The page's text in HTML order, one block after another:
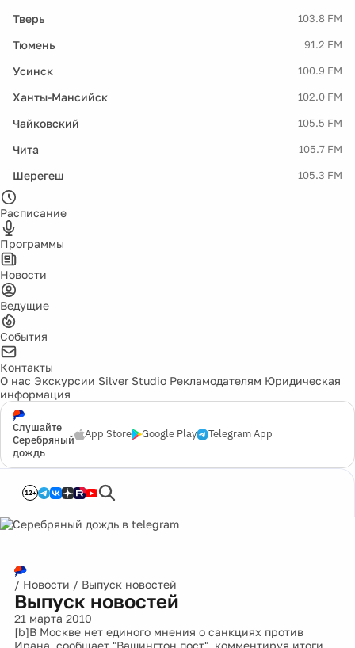
Тверь 103.8 FM
Тюмень 91.2 FM
Усинск 100.9 FM
Ханты-Мансийск 102.0 FM
Чайковский 105.5 FM
Чита 105.7 FM
Шерегеш 105.3 FM
Расписание
Программы
Новости
Ведущие
События
Контакты
О нас Экскурсии Silver Studio Рекламодателям Юридическая
информация
Слушайте
Серебряный
дождь
App Store Google Play Telegram App
12+
/ Новости / Выпуск новостей
Выпуск новостей
21 марта 2010
[b]В Москве нет единого мнения о санкциях против